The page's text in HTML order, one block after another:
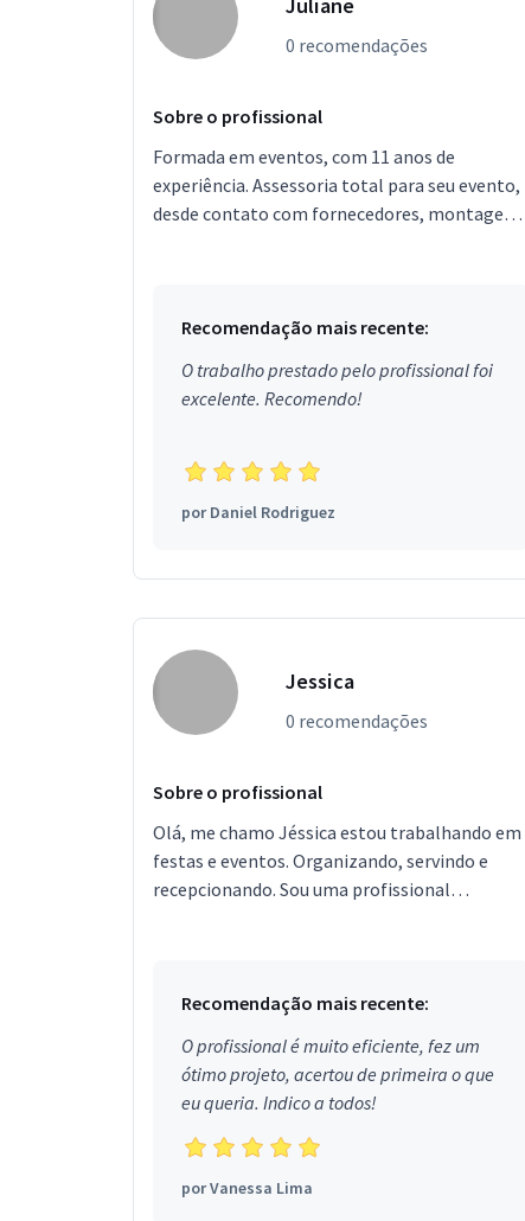
0 recomendações
Sobre o profissional
Formada em eventos, com 11 anos de
experiência. Assessoria total para seu evento,
desde contato com fornecedores, montagem
Recomendação mais recente:
O trabalho prestado pelo profissional foi
excelente. Recomendo!
porDaniel Rodriguez
Jessica
0 recomendações
Sobre o profissional
Olá, me chamo Jéssica estou trabalhando em
festas e eventos. Organizando, servindo e
recepcionando. Sou uma profissional
Recomendação mais recente:
O profissional é muito eficiente, fez um
ótimo projeto, acertou de primeira o que
eu queria. Indico a todos!
porVanessa Lima